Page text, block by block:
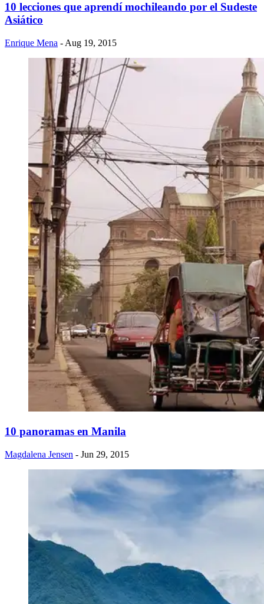
10 lecciones que aprendí mochileando por el Sudeste
Asiático
Enrique Mena - Aug 19, 2015
​10 panoramas en Manila
Magdalena Jensen - Jun 29, 2015